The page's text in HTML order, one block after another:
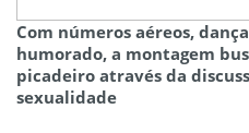
Com números aéreos,
humorado, a montagem
picadeiro através da
sexualidade